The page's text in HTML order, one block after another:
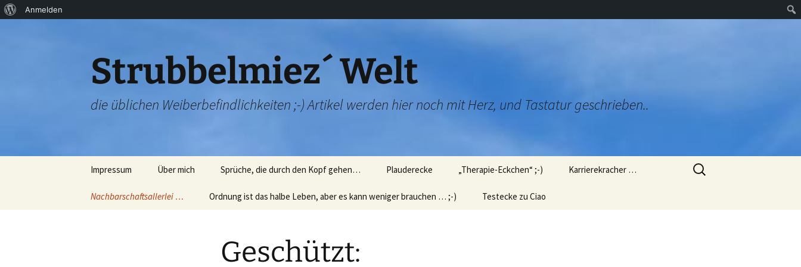
Über
Anmelden
Strubbelmiez´ Welt
die üblichen Weiberbefindlichkeiten ;-) Artikel werden hier noch mit Herz, und Tastatur geschrieben..
Impressum Über mich Sprüche, die durch den Kopf gehen… Plauderecke
Kindermund…
„Therapie-Eckchen“ ;-)
Wir üben Rauchentzug
Karrierekracher …
Nachbarschaftsallerlei … Ordnung ist das halbe Leben, aber es kann weniger brauchen … ;-)
Nun die einzelnen
Testecke zu Ciao
Suchen
nach:
Geschützt: